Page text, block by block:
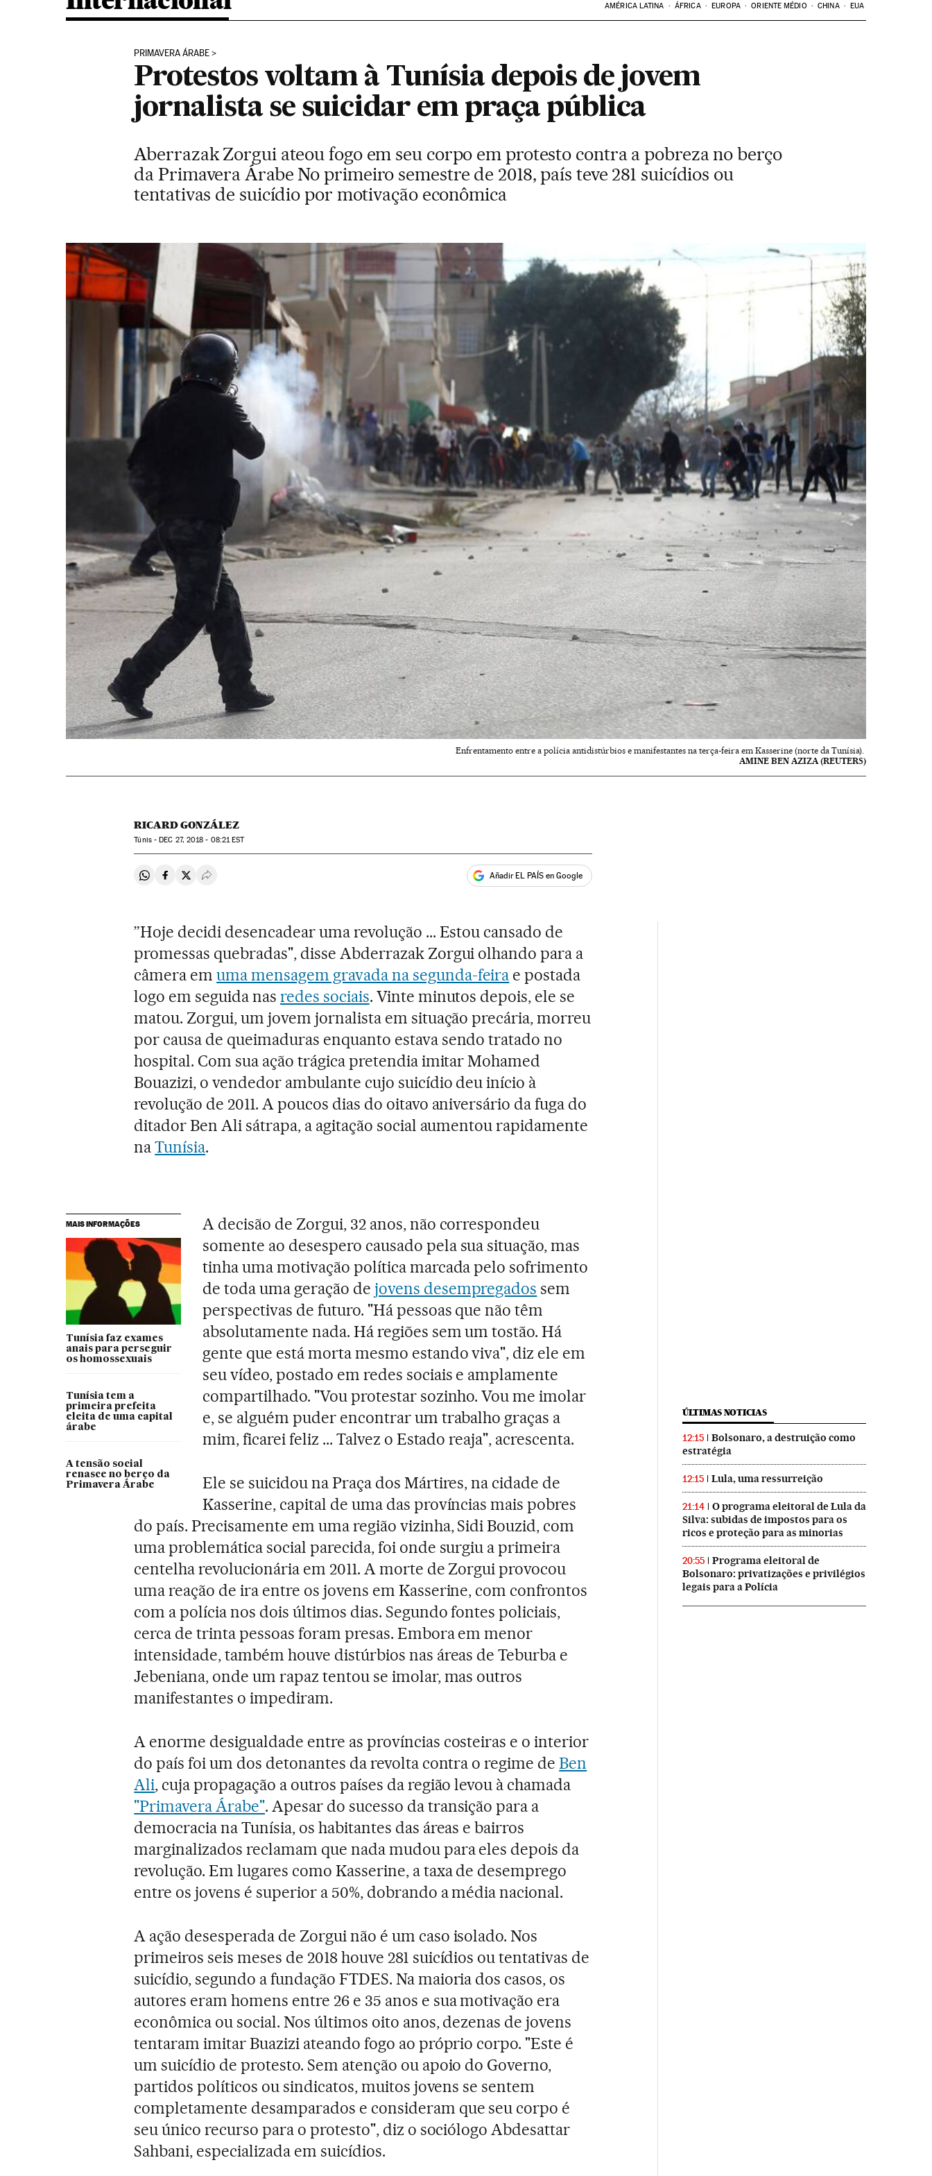
AMÉRICA LATINA ÁFRICA EUROPA ORIENTE MÉDIO CHINA EUA
PRIMAVERA ÁRABE
Protestos voltam à Tunísia depois de jovem
jornalista se suicidar em praça pública
Aberrazak Zorgui ateou fogo em seu corpo em protesto contra a pobreza no berço
da Primavera Árabe No primeiro semestre de 2018, país teve 281 suicídios ou
tentativas de suicídio por motivação econômica
Enfrentamento entre a polícia antidistúrbios e manifestantes na terça-feira em Kasserine (norte da Tunísia).
AMINE BEN AZIZA (REUTERS)
RICARD GONZÁLEZ
Túnis - DEC 27, 2018 - 08:21EST
Compartir en Whatsapp
Compartir en Facebook
Compartir en Twitter
Desplegar Redes Sociales Añadir EL PAÍS en Google
”Hoje decidi desencadear uma revolução ... Estou cansado de
promessas quebradas", disse Abderrazak Zorgui olhando para a
câmera emuma mensagem gravada na segunda-feira e postada
logo em seguida nas redes sociais. Vinte minutos depois, ele se
matou. Zorgui, um jovem jornalista em situação precária, morreu
por causa de queimaduras enquanto estava sendo tratado no
hospital. Com sua ação trágica pretendia imitar Mohamed
Bouazizi, o vendedor ambulante cujo suicídio deu início à
revolução de 2011. A poucos dias do oitavo aniversário da fuga do
ditador Ben Ali sátrapa, a agitação social aumentou rapidamente
naTunísia.
MAIS INFORMAÇÕES
Tunísia faz exames
anais para perseguir
os homossexuais
Tunísia tem a
primeira prefeita
eleita de uma capital
árabe
A tensão social
renasce no berço da
Primavera Árabe
A decisão de Zorgui, 32 anos, não correspondeu
somente ao desespero causado pela sua situação, mas
tinha uma motivação política marcada pelo sofrimento
de toda uma geração de jovens desempregados sem
perspectivas de futuro. "Há pessoas que não têm
absolutamente nada. Há regiões sem um tostão. Há
gente que está morta mesmo estando viva", diz ele em
seu vídeo, postado em redes sociais e amplamente
compartilhado. "Vou protestar sozinho. Vou me imolar
e, se alguém puder encontrar um trabalho graças a
mim, ficarei feliz ... Talvez o Estado reaja", acrescenta.
Ele se suicidou na Praça dos Mártires, na cidade de
Kasserine, capital de uma das províncias mais pobres
do país. Precisamente em uma região vizinha, Sidi Bouzid, com
uma problemática social parecida, foi onde surgiu a primeira
centelha revolucionária em 2011. A morte de Zorgui provocou
uma reação de ira entre os jovens em Kasserine, com confrontos
com a polícia nos dois últimos dias. Segundo fontes policiais,
cerca de trinta pessoas foram presas. Embora em menor
intensidade, também houve distúrbios nas áreas de Teburba e
Jebeniana, onde um rapaz tentou se imolar, mas outros
manifestantes o impediram.
A enorme desigualdade entre as províncias costeiras e o interior
do país foi um dos detonantes da revolta contra o regime deBen
Ali, cuja propagação a outros países da região levou à chamada
"Primavera Árabe". Apesar do sucesso da transição para a
democracia na Tunísia, os habitantes das áreas e bairros
marginalizados reclamam que nada mudou para eles depois da
revolução. Em lugares como Kasserine, a taxa de desemprego
entre os jovens é superior a 50%, dobrando a média nacional.
A ação desesperada de Zorgui não é um caso isolado. Nos
primeiros seis meses de 2018 houve 281 suicídios ou tentativas de
suicídio, segundo a fundação FTDES. Na maioria dos casos, os
autores eram homens entre 26 e 35 anos e sua motivação era
econômica ou social. Nos últimos oito anos, dezenas de jovens
tentaram imitar Buazizi ateando fogo ao próprio corpo. "Este é
um suicídio de protesto. Sem atenção ou apoio do Governo,
partidos políticos ou sindicatos, muitos jovens se sentem
completamente desamparados e consideram que seu corpo é
seu único recurso para o protesto", diz o sociólogo Abdesattar
Sahbani, especializada em suicídios.
ÚLTIMAS NOTICIAS
12:15
Bolsonaro, a destruição como
estratégia
12:15 Lula, uma ressurreição
21:14
O programa eleitoral de Lula da
Silva: subidas de impostos para os
ricos e proteção para as minorias
20:55
Programa eleitoral de
Bolsonaro: privatizações e privilégios
legais para a Polícia